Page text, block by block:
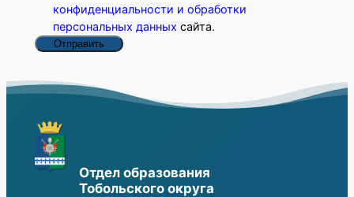
Отправить
конфиденциальности и обработки
персональных данных сайта.
Отдел образования
Тобольского округа